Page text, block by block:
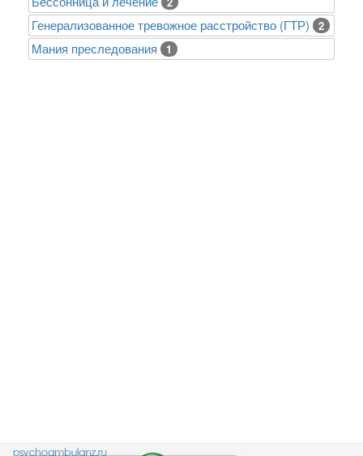
Генерализованное тревожное расстройство (ГТР) 2
Mания преследования 1